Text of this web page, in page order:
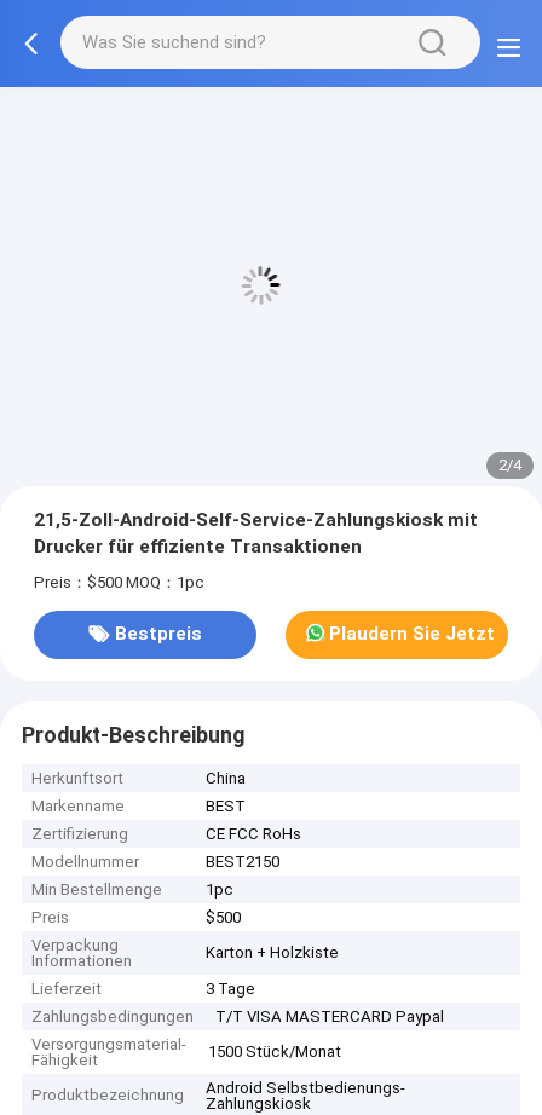
3/4
21,5-Zoll-Android-Self-Service-Zahlungskiosk mit
Drucker für effiziente Transaktionen
Preis：$500 MOQ：1pc
Bestpreis Plaudern Sie Jetzt
Produkt-Beschreibung
Herkunftsort
China
Markenname
BEST
Zertifizierung
CE FCC RoHs
Modellnummer
BEST2150
Min Bestellmenge
1pc
Preis
$500
Verpackung
Informationen
Karton + Holzkiste
Lieferzeit
3 Tage
Zahlungsbedingungen
T/T VISA MASTERCARD Paypal
Versorgungsmaterial-
Fähigkeit
1500 Stück/Monat
Produktbezeichnung
Android Selbstbedienungs-
Zahlungskiosk